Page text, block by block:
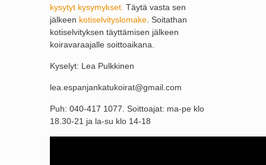
kysytyt kysymykset. Täytä vasta sen
jälkeen kotiselvityslomake . Soitathan
kotiselvityksen täyttämisen jälkeen
koiravaraajalle soittoaikana.
Kyselyt: Lea Pulkkinen
lea.espanjankatukoirat@gmail.com
Puh: 040-417 1077. Soittoajat: ma-pe klo
18.30-21 ja la-su klo 14-18